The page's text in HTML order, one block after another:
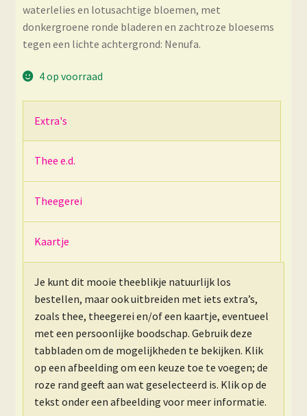
waterlelies en lotusachtige bloemen, met
donkergroene ronde bladeren en zachtroze bloesems
tegen een lichte achtergrond: Nenufa.
4 op voorraad
Extra's
Thee e.d.
Theegerei
Kaartje
Je kunt dit mooie theeblikje natuurlijk los
bestellen, maar ook uitbreiden met iets extra’s,
zoals thee, theegerei en/of een kaartje, eventueel
met een persoonlijke boodschap. Gebruik deze
tabbladen om de mogelijkheden te bekijken. Klik
op een afbeelding om een keuze toe te voegen; de
roze rand geeft aan wat geselecteerd is. Klik op de
tekst onder een afbeelding voor meer informatie.